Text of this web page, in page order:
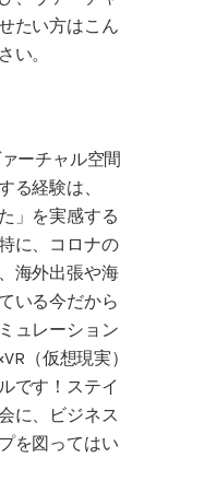
たい方はこん
い。
ーチャル空間
る経験は、
」を実感する
に、コロナの
海外出張や海
いる今だから
ュレーション
（仮想現実）
です！ステイ
に、ビジネス
を図ってはい